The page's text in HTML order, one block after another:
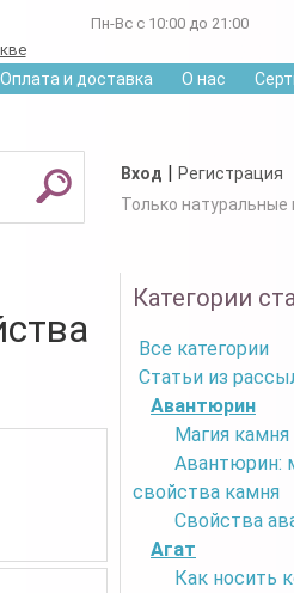
Пн-Вс с 10:00 до 21:00
Оплата и доставка О нас
Вход | Регистрация
Только натуральные
Категории
Все категории
Статьи из
Авантюрин
Магия
Авантюрин:
свойства камня
Свойства
Агат
Как носить